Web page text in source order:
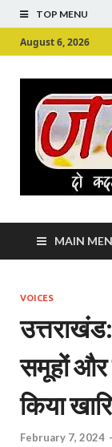
TOP MENU
August 6, 2026
MAIN
VOICES
समूहों और
किया
February 7, 2024 -